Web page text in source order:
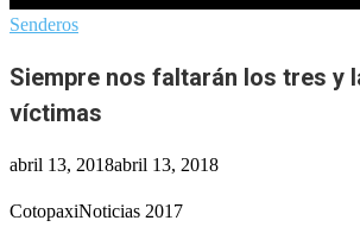
Senderos
Siempre nos faltarán los tres y
víctimas
abril 13, 2018abril 13, 2018
CotopaxiNoticias 2017